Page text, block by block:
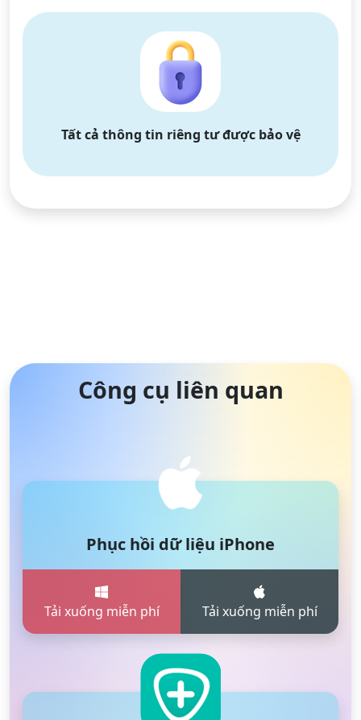
Tất cả thông tin riêng tư được bảo vệ
Công cụ liên quan
Phục hồi dữ liệu iPhone
Tải xuống miễn phí Tải xuống miễn phí